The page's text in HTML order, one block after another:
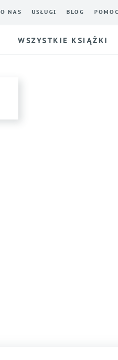
O NAS USŁUGI BLOG POMOC
WSZYSTKIE KSIĄŻKI